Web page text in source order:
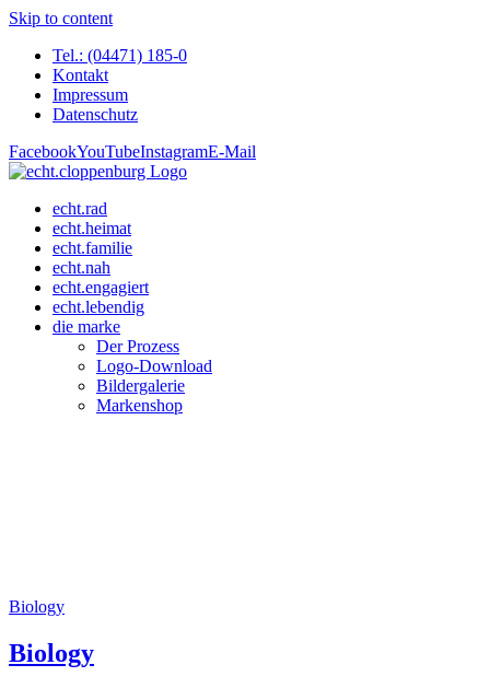
Skip to content
Tel.: (04471) 185-0
Kontakt
Impressum
Datenschutz
FacebookYouTubeInstagramE-Mail
echt.rad
echt.heimat
echt.familie
echt.nah
echt.engagiert
echt.lebendig
die marke
Der Prozess
Logo-Download
Bildergalerie
Markenshop
Biology
Biology